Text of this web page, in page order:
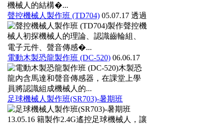
機械人的結構�...
聲控機械人製作班 (TD704) 05.07.17 透過
製作聲控機
械人初探機械人的理論、認識齒輪組、
電子元件、聲音傳感�...
電動木製恐龍製作班 (DC-520) 06.06.17
木製恐
龍內含馬達和聲音傳感器，在課堂上學
員將認識組成機械人的...
足球機械人製作班(SR703)-暑期班
13.05.16 籍製作2.4G遙控足球機械人，讓